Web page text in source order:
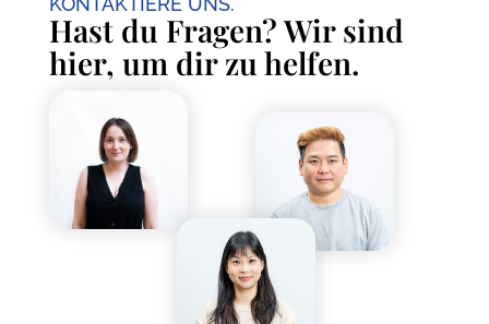
Hast du Fragen? Wir sind
hier, um dir zu helfen.